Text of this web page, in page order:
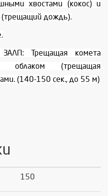
хвостами (кокос) и
(трещащий дождь).
ЗАЛП: Трещащая комета
облаком (трещащая
(140-150 сек., до 55 м)
150